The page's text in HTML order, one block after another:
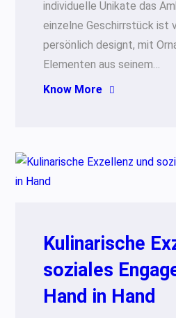
individuelle Unikate das
einzelne Geschirrstück ist
persönlich designt, mit
Elementen aus seinem…
Know More
Kulinarische
soziales
Hand in Hand